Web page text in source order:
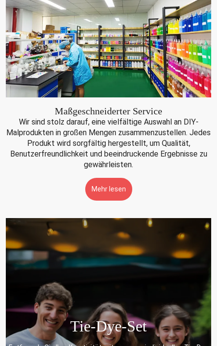
Maßgeschneiderter Service
Wir sind stolz darauf, eine vielfältige Auswahl an DIY-
Malprodukten in großen Mengen zusammenzustellen. Jedes
Produkt wird sorgfältig hergestellt, um Qualität,
Benutzerfreundlichkeit und beeindruckende Ergebnisse zu
gewährleisten.
Mehr lesen
Gesichts- und